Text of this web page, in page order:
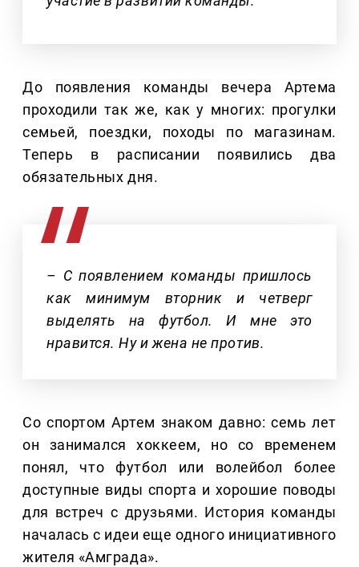
До появления команды вечера Артема
проходили так же, как у многих: прогулки
семьей, поездки, походы по магазинам.
Теперь в расписании появились два
обязательных дня.
– С появлением команды пришлось
как минимум вторник и четверг
выделять на футбол. И мне это
нравится. Ну и жена не против.
Со спортом Артем знаком давно: семь лет
он занимался хоккеем, но со временем
понял, что футбол или волейбол более
доступные виды спорта и хорошие поводы
для встреч с друзьями. История команды
началась с идеи еще одного инициативного
жителя «Амграда».